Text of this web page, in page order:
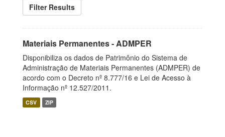
Filter Results
Materiais Permanentes - ADMPER
Disponibiliza os dados de Patrimônio do Sistema de
Administração de Materiais Permanentes (ADMPER) de
acordo com o Decreto nº 8.777/16 e Lei de Acesso à
Informação nº 12.527/2011.
CSV ZIP